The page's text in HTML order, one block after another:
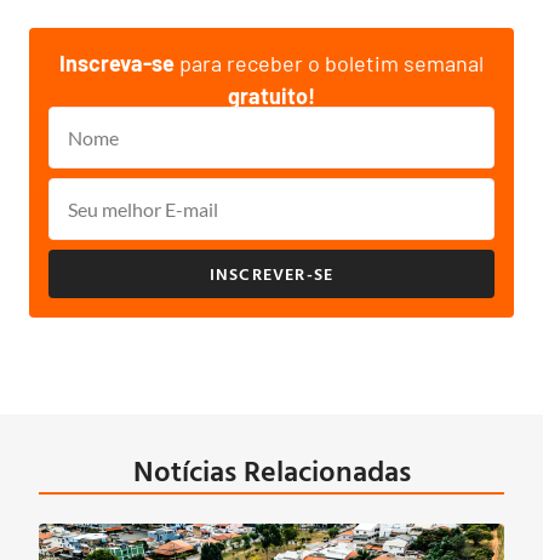
Inscreva-se para receber o boletim semanal
gratuito!
INSCREVER-SE
Notícias Relacionadas